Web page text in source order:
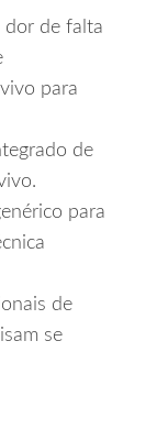
dor de falta
para
de
para
de
se